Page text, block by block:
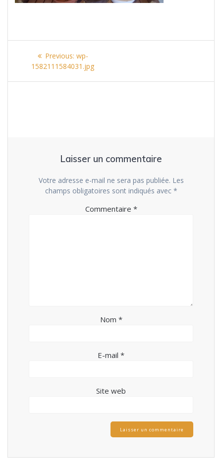
Navigation
Previous: Previous
post:
wp-
1582111584031.jpg
Laisser un commentaire
Votre adresse e-mail ne sera pas publiée. Les
champs obligatoires sont indiqués avec *
Commentaire *
Nom *
E-mail *
Site web